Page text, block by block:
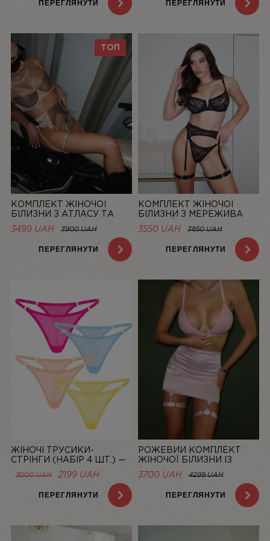
ПЕРЕГЛЯНУТИ ПЕРЕГЛЯНУТИ
ТОП
КОМПЛЕКТ ЖІНОЧОЇ
БІЛИЗНИ З АТЛАСУ ТА
МЕРЕЖИВА CHAMPAGNE |
LINIYA
3499 UAH 3900 UAH
ПЕРЕГЛЯНУТИ
КОМПЛЕКТ ЖІНОЧОЇ
БІЛИЗНИ З МЕРЕЖИВА
ЧОРНИЙ MUSE | LINIYA
3550 UAH 3850 UAH
ПЕРЕГЛЯНУТИ
ЖІНОЧІ ТРУСИКИ-
СТРІНГИ (НАБІР 4 ШТ.) —
СІТКА “LA DOLCE VITA”
3000UAH
ОРИГІНАЛЬНА
3000 UAH.
2199 UAHПОТОЧНА
ЦІНА:
2199 UAH.
ПЕРЕГЛЯНУТИ
РОЖЕВИЙ КОМПЛЕКТ
ЖІНОЧОЇ БІЛИЗНИ ІЗ
СІТОЧКИ ЗІ СПІДНИЦЕЮ
BASIC PINK | LINIYA
3700 UAH 4299 UAH
ПЕРЕГЛЯНУТИ